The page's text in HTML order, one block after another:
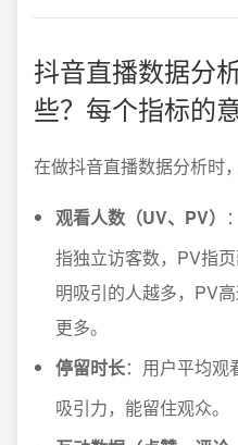
抖音直播数据分
些？每个指标的
在做抖音直播数据分析时
观看人数（UV、PV）
指独立访客数，PV指
明吸引的人越多，PV
更多。
停留时长：用户平均观
吸引力，能留住观众。